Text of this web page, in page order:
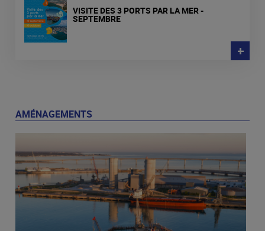
VISITE DES 3 PORTS PAR LA MER -
SEPTEMBRE
+
AMÉNAGEMENTS